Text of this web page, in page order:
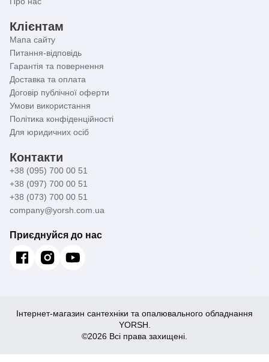
Клієнтам
Мапа сайту
Питання-відповідь
Гарантія та повернення
Доставка та оплата
Договір публічної оферти
Умови використання
Політика конфіденційності
Для юридичних осіб
Контакти
+38 (095) 700 00 51
+38 (097) 700 00 51
+38 (073) 700 00 51
company@yorsh.com.ua
Приєднуйся до нас
Інтернет-магазин сантехніки та опалювального обладнання
YORSH.
©2026 Всі права захищені.